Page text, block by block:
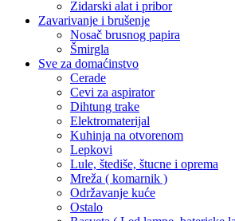
Zidarski alat i pribor
Zavarivanje i brušenje
Nosač brusnog papira
Šmirgla
Sve za domaćinstvo
Cerade
Cevi za aspirator
Dihtung trake
Elektromaterijal
Kuhinja na otvorenom
Lepkovi
Lule, štediše, štucne i oprema
Mreža ( komarnik )
Održavanje kuće
Ostalo